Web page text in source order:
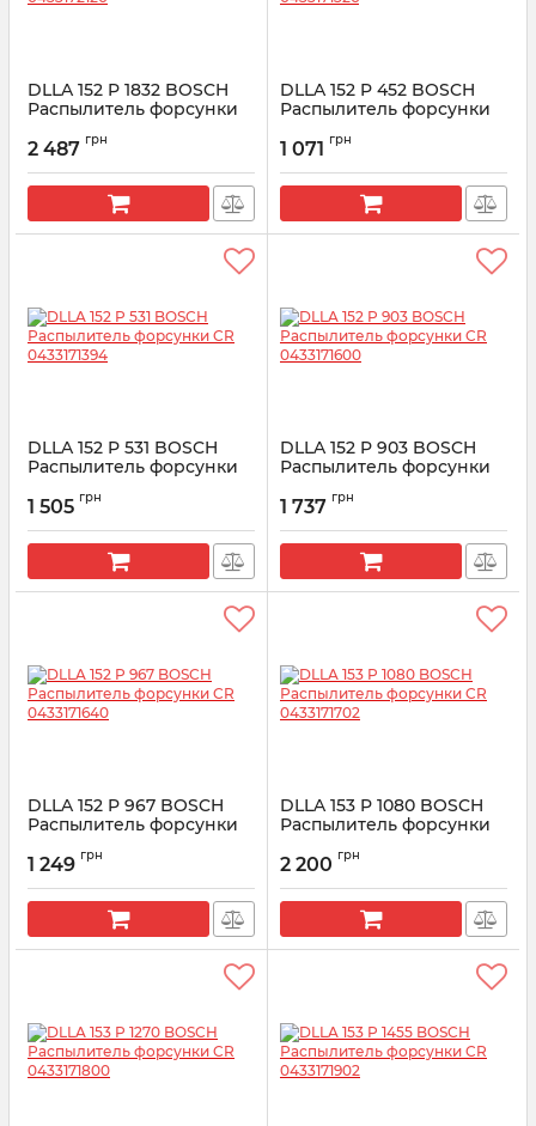
DLLA 152 P 1832 BOSCH
Распылитель форсунки
Артикул: 0433172120
2 487 грн
DLLA 152 P 452 BOSCH
Распылитель форсунки
Артикул:
1 071 грн
DLLA 152 P 531 BOSCH
Распылитель форсунки
Артикул:
1 505 грн
DLLA 152 P 903 BOSCH
Распылитель форсунки
Артикул:
1 737 грн
DLLA 152 P 967 BOSCH
Распылитель форсунки
Артикул:
1 249 грн
DLLA 153 P 1080 BOSCH
Распылитель форсунки
Артикул: 0433171702
2 200 грн